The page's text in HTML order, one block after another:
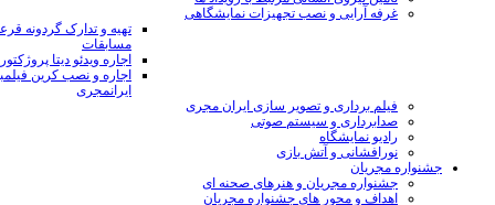
غرفه آرایی و نصب تجهیزات نمایشگاهی
تهیه و تدارک گردونه
مسابقات
اجاره ویدئو دیتا
اجاره و نصب کرین
ایرانمجری
فیلم برداری و تصویر سازی ایران مجری
صدابرداری و سیستم صوتی
رادیو نمایشگاه
نورافشانی و آتش بازی
جشنواره مجریان
جشنواره مجریان و هنرهای صحنه ای
اهداف و محور های جشنواره مجریان